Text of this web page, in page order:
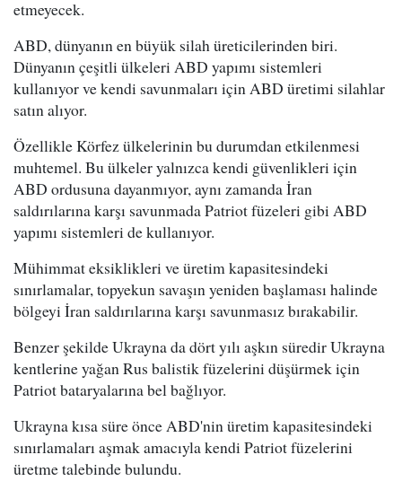
etmeyecek.
ABD, dünyanın en büyük silah üreticilerinden biri.
Dünyanın çeşitli ülkeleri ABD yapımı sistemleri
kullanıyor ve kendi savunmaları için ABD üretimi silahlar
satın alıyor.
Özellikle Körfez ülkelerinin bu durumdan etkilenmesi
muhtemel. Bu ülkeler yalnızca kendi güvenlikleri için
ABD ordusuna dayanmıyor, aynı zamanda İran
saldırılarına karşı savunmada Patriot füzeleri gibi ABD
yapımı sistemleri de kullanıyor.
Mühimmat eksiklikleri ve üretim kapasitesindeki
sınırlamalar, topyekun savaşın yeniden başlaması halinde
bölgeyi İran saldırılarına karşı savunmasız bırakabilir.
Benzer şekilde Ukrayna da dört yılı aşkın süredir Ukrayna
kentlerine yağan Rus balistik füzelerini düşürmek için
Patriot bataryalarına bel bağlıyor.
Ukrayna kısa süre önce ABD'nin üretim kapasitesindeki
sınırlamaları aşmak amacıyla kendi Patriot füzelerini
üretme talebinde bulundu.